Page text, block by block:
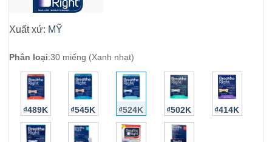
Xuất xứ: MỸ
Phân loại:30 miếng (Xanh nhạt)
₫489K ₫545K ₫524K ₫502K ₫414K